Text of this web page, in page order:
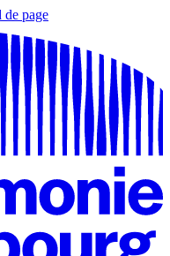
de page